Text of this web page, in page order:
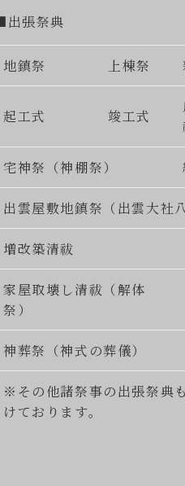
張祭典
地鎮祭 上棟祭
起工式 竣工式
宅神祭（神棚祭）
出雲屋敷地鎮祭（出雲大社
増改築清祓
家屋取壊し清祓（解体
祭）
神葬祭（神式の葬儀）
※その他諸祭事の出張祭典
けております。